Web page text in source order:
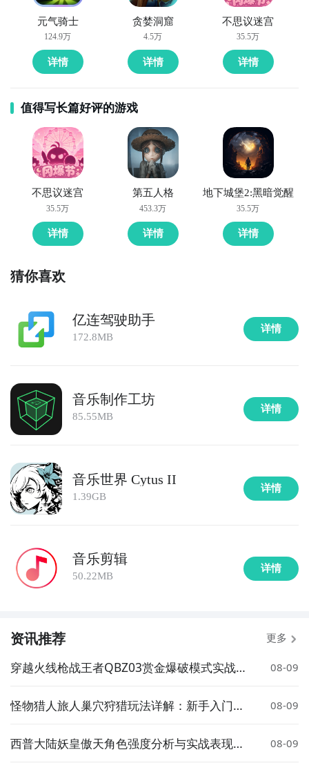
好了，小编为大家大家提供了这两种教程是下载谐音猜
亿猜最为直接方法哦，不知道大家有没有清楚的知道
呢？想要了解更多精彩内容，不妨多多关注九游谐音猜
亿猜
元气骑士
124.9万
详情
贪婪洞窟
4.5万
详情
不思议迷宫
35.5万
详情
值得写长篇好评的游戏
不思议迷宫
35.5万
详情
第五人格
453.3万
详情
地下城堡2:黑暗觉醒
35.5万
详情
猜你喜欢
亿连驾驶助手
172.8MB
详情
音乐制作工坊
85.55MB
详情
音乐世界 Cytus II
1.39GB
详情
音乐剪辑
50.22MB
详情
资讯推荐 更多
穿越火线枪战王者QBZ03赏金爆破模式实战表
08-09
怪物猎人旅人巢穴狩猎玩法详解：新手入门与
08-09
西普大陆妖皇傲天角色强度分析与实战表现评
08-09